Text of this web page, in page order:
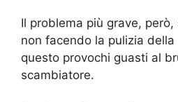
Il problema più grave,
non facendo la pulizia
questo provochi guasti al
scambiatore.